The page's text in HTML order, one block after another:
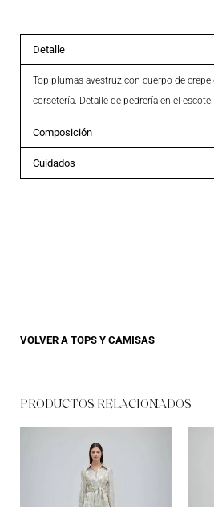
Detalle
Top plumas avestruz con cuerpo de
corsetería. Detalle de pedrería en el escote.
Composición
Cuidados
VOLVER A TOPS Y CAMISAS
PRODUCTOS RELACIONADOS